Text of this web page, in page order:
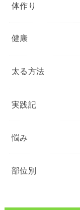
体作り
健康
太る方法
実践記
悩み
部位別